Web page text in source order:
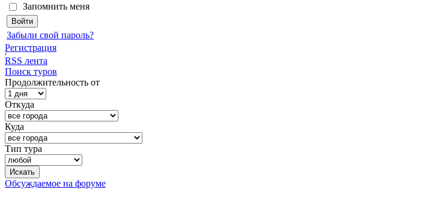
Запомнить меня
Забыли свой пароль?
Регистрация
RSS лента
Поиск туров
Продолжительность от
Откуда
Куда
Тип тура
Обсуждаемое на форуме